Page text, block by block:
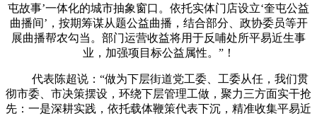
屯故事’一体化的城市抽象窗口。依托实体门店设立‘奎屯公益
曲播间’，按期筹谋从题公益曲播，结合部分、政协委员等开
展曲播帮农勾当。部门运营收益将用于反哺处所平易近生事
业，加强项目标公益属性。”！
代表陈超说：“做为下层街道党工委、工委从任，我们贯
彻市委、市决策摆设，环绕下层管理工做，聚力三方面实干抢
先：一是深耕实践，依托载体鞭策代表下沉，精准收集平易近